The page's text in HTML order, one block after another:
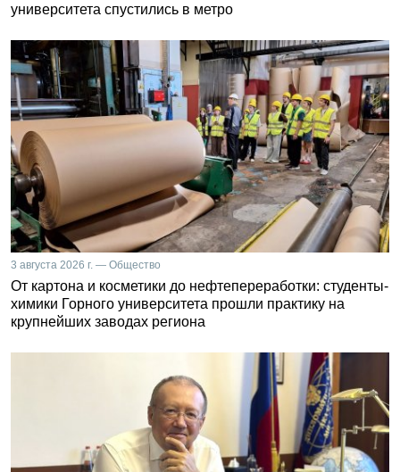
университета спустились в метро
3 августа 2026 г. — Общество
От картона и косметики до нефтепереработки: студенты-
химики Горного университета прошли практику на
крупнейших заводах региона